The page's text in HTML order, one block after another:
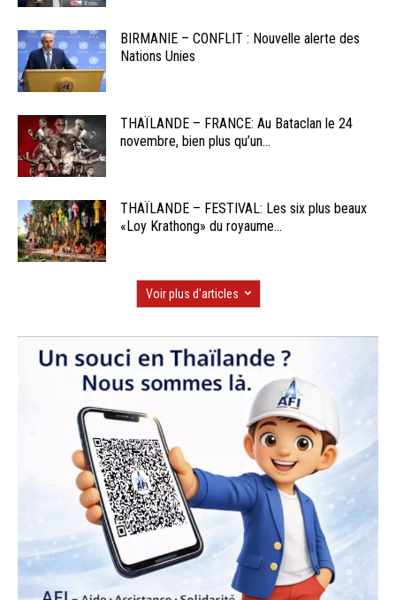
BIRMANIE – CONFLIT : Nouvelle alerte des
Nations Unies
THAÏLANDE – FRANCE: Au Bataclan le 24
novembre, bien plus qu’un...
THAÏLANDE – FESTIVAL: Les six plus beaux
«Loy Krathong» du royaume...
Voir plus d'articles